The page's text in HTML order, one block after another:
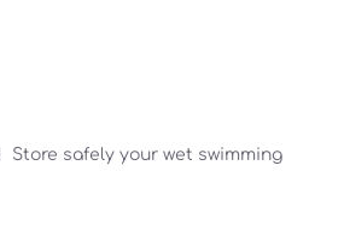
safely your wet swimming